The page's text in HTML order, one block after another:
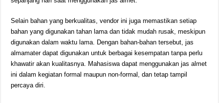
Selain bahan yang berkualitas, vendor ini juga memastikan setiap
bahan yang digunakan tahan lama dan tidak mudah rusak, meskipun
digunakan dalam waktu lama. Dengan bahan-bahan tersebut, jas
almamater dapat digunakan untuk berbagai kesempatan tanpa perlu
khawatir akan kualitasnya. Mahasiswa dapat menggunakan jas almet
ini dalam kegiatan formal maupun non-formal, dan tetap tampil
percaya diri.